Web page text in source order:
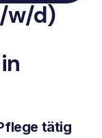
w/d)
tätig